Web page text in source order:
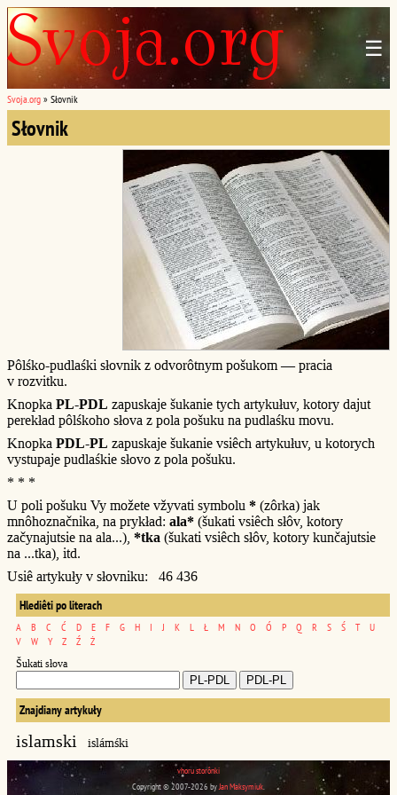
☰
Svoja.org » Słovnik
Słovnik
Pôlśko-pudlaśki słovnik z odvorôtnym pošukom — pracia
v rozvitku.
Knopka PL-PDL zapuskaje šukanie tych artykułuv, kotory dajut
perekład pôlśkoho słova z pola pošuku na pudlaśku movu.
Knopka PDL-PL zapuskaje šukanie vsiêch artykułuv, u kotorych
vystupaje pudlaśkie słovo z pola pošuku.
* * *
U poli pošuku Vy možete vžyvati symbolu * (zôrka) jak
mnôhoznačnika, na prykład: ala* (šukati vsiêch słôv, kotory
začynajutsie na ala...), *tka (šukati vsiêch słôv, kotory kunčajutsie
na ...tka), itd.
Usiê artykuły v słovniku: 46 436
Hlediêti po literach
A B C Ć D E F G H I J K L Ł M N O Ó P Q R S Ś T
U
V
W Y Z Ź Ż
Šukati słova
Znajdiany artykuły
islamski islámśki
vhoru storônki
Copyright © 2007-2026 byJan Maksymiuk